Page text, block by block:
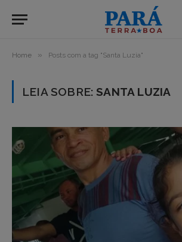
Home » Posts com a tag "Santa Luzia"
LEIA SOBRE:SANTA LUZIA